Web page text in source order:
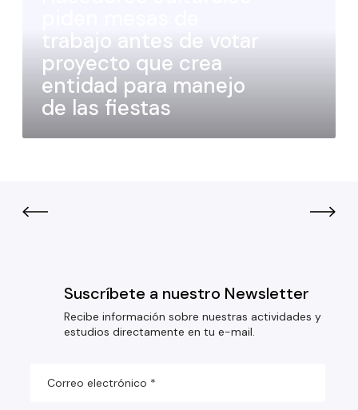
trabajo antes de votar
proyecto que crea
entidad para manejo
de las fiestas
Suscríbete a nuestro Newsletter
Recibe información sobre nuestras actividades y
estudios directamente en tu e-mail.